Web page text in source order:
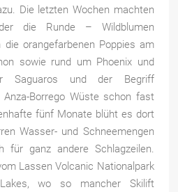
Die letzten Wochen machten
die Runde – Wildblumen
orangefarbenen Poppies am
sowie rund um Phoenix und
Saguaros und der Begriff
Anza-Borrego Wüste schon fast
fünf Monate blüht es dort
Wasser- und Schneemengen
für ganz andere Schlagzeilen.
Lassen Volcanic Nationalpark
wo so mancher Skilift